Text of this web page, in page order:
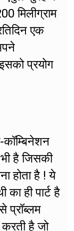
मिलीग्राम
एक
प्रयोग
है जिसकी
होता है ! ये
का ही पार्ट है
प्रॉब्लम
करती है जो